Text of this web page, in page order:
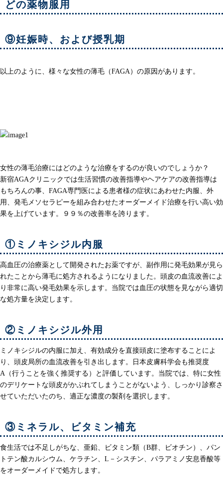
どの薬物服用
⑨妊娠時、および授乳期
以上のように、様々な女性の薄毛（FAGA）の原因があります。
女性の薄毛治療にはどのような治療をするのが良いのでしょうか？
新宿AGAクリニックでは生活習慣の改善指導やヘアケアの改善指導は
もちろんの事、FAGA専門医による患者様の症状にあわせた内服、外
用、発毛メソセラピーを組み合わせたオーダーメイド治療を行い高い効
果を上げています。９９％の改善率を誇ります。
①ミノキシジル内服
高血圧の治療薬として開発されたお薬ですが、副作用に発毛効果が見ら
れたことから薄毛に処方されるようになりました。頭皮の血流改善によ
り非常に高い発毛効果を示します。当院では血圧の状態を見ながら適切
な処方量を決定します。
②ミノキシジル外用
ミノキシジルの内服に加え、有効成分を直接頭皮に塗布することによ
り、頭皮局所の血流改善を引き出します。日本皮膚科学会も推奨度
A（行うことを強く推奨する）と評価しています。当院では、特に女性
のデリケートな頭皮がかぶれてしまうことがないよう、しっかり診察さ
せていただいたのち、適正な濃度の製剤を選択します。
③ミネラル、ビタミン補充
食生活では不足しがちな、亜鉛、ビタミン類（B群、ビオチン）、パン
トテン酸カルシウム、ケラチン、L－シスチン、パラアミノ安息香酸等
をオーダーメイドで処方します。